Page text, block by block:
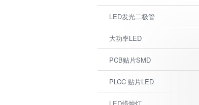
LED发光二极管
大功率LED
PCB贴片SMD
PLCC 贴片LED